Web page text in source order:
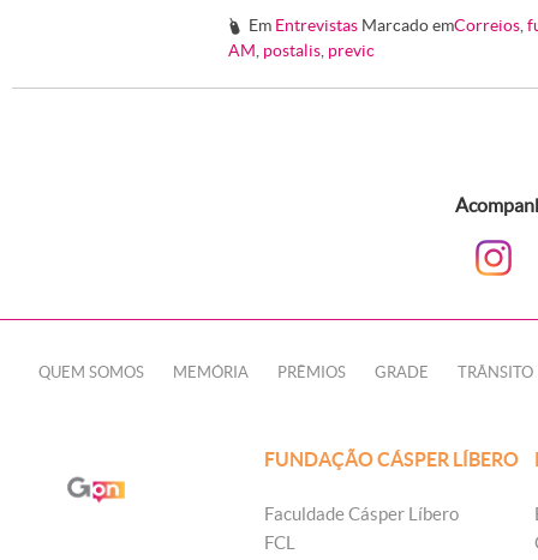
# Em Entrevistas Marcado emCorreios ,
AM postalis previc
QUEM SOMOS MEMÓRIA PRÊMIOS GRADE TRÂNSITO
FUNDAÇÃO CÁSPER LÍBERO
Faculdade Cásper Líbero
FCL